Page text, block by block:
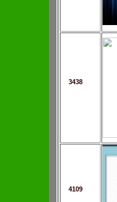
3438
4109